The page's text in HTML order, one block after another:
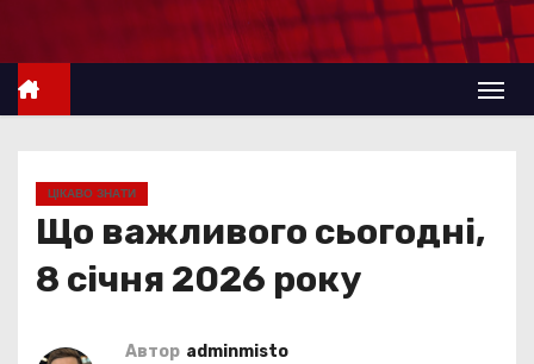
е
ЦІКАВО ЗНАТИ
Що важливого сьогодні,
8 січня 2026 року
Автор adminmisto